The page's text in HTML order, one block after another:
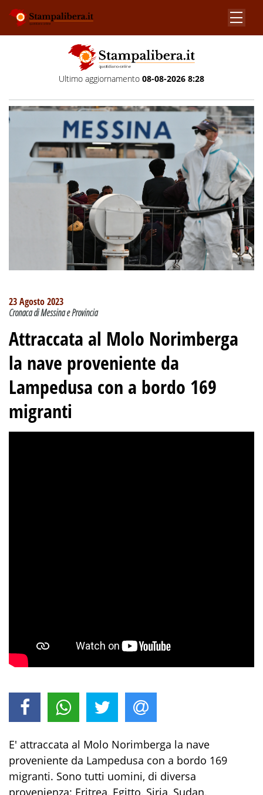
Ultimo aggiornamento 08-08-2026 8:28
23 Agosto 2023
Cronaca di Messina e Provincia
Attraccata al Molo Norimberga
la nave proveniente da
Lampedusa con a bordo 169
migranti
E' attraccata al Molo Norimberga la nave
proveniente da Lampedusa con a bordo 169
migranti. Sono tutti uomini, di diversa
provenienza: Eritrea, Egitto, Siria, Sudan,